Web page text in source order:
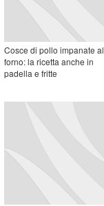
Cosce di pollo impanate al
forno: la ricetta anche in
padella e fritte